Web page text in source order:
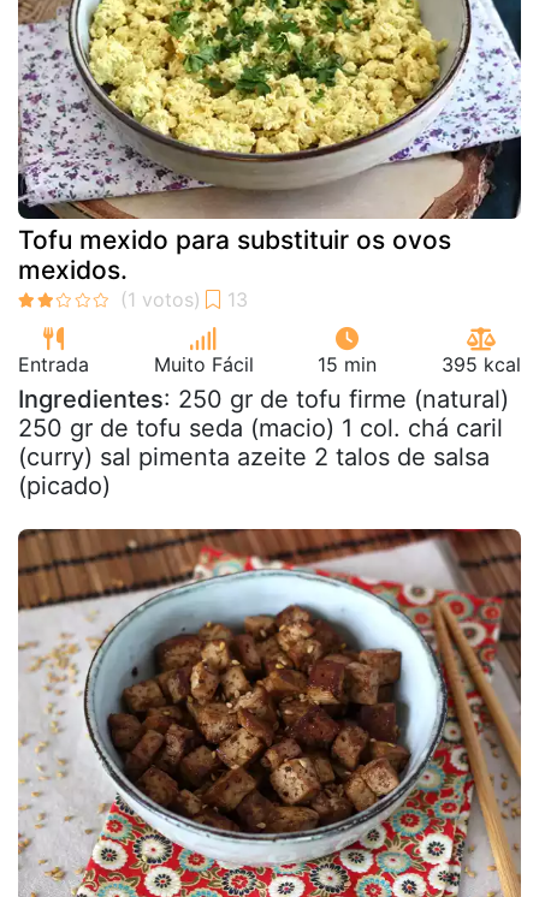
Tofu mexido para substituir os ovos
mexidos.
Entrada Muito Fácil 15 min 395 kcal
Ingredientes: 250 gr de tofu firme (natural)
250 gr de tofu seda (macio) 1 col. chá caril
(curry) sal pimenta azeite 2 talos de salsa
(picado)